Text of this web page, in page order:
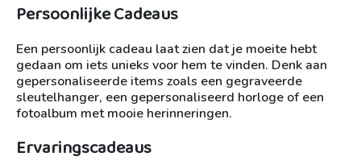
Persoonlijke Cadeaus
Een persoonlijk cadeau laat zien dat je moeite hebt
gedaan om iets unieks voor hem te vinden. Denk aan
gepersonaliseerde items zoals een gegraveerde
sleutelhanger, een gepersonaliseerd horloge of een
fotoalbum met mooie herinneringen.
Ervaringscadeaus